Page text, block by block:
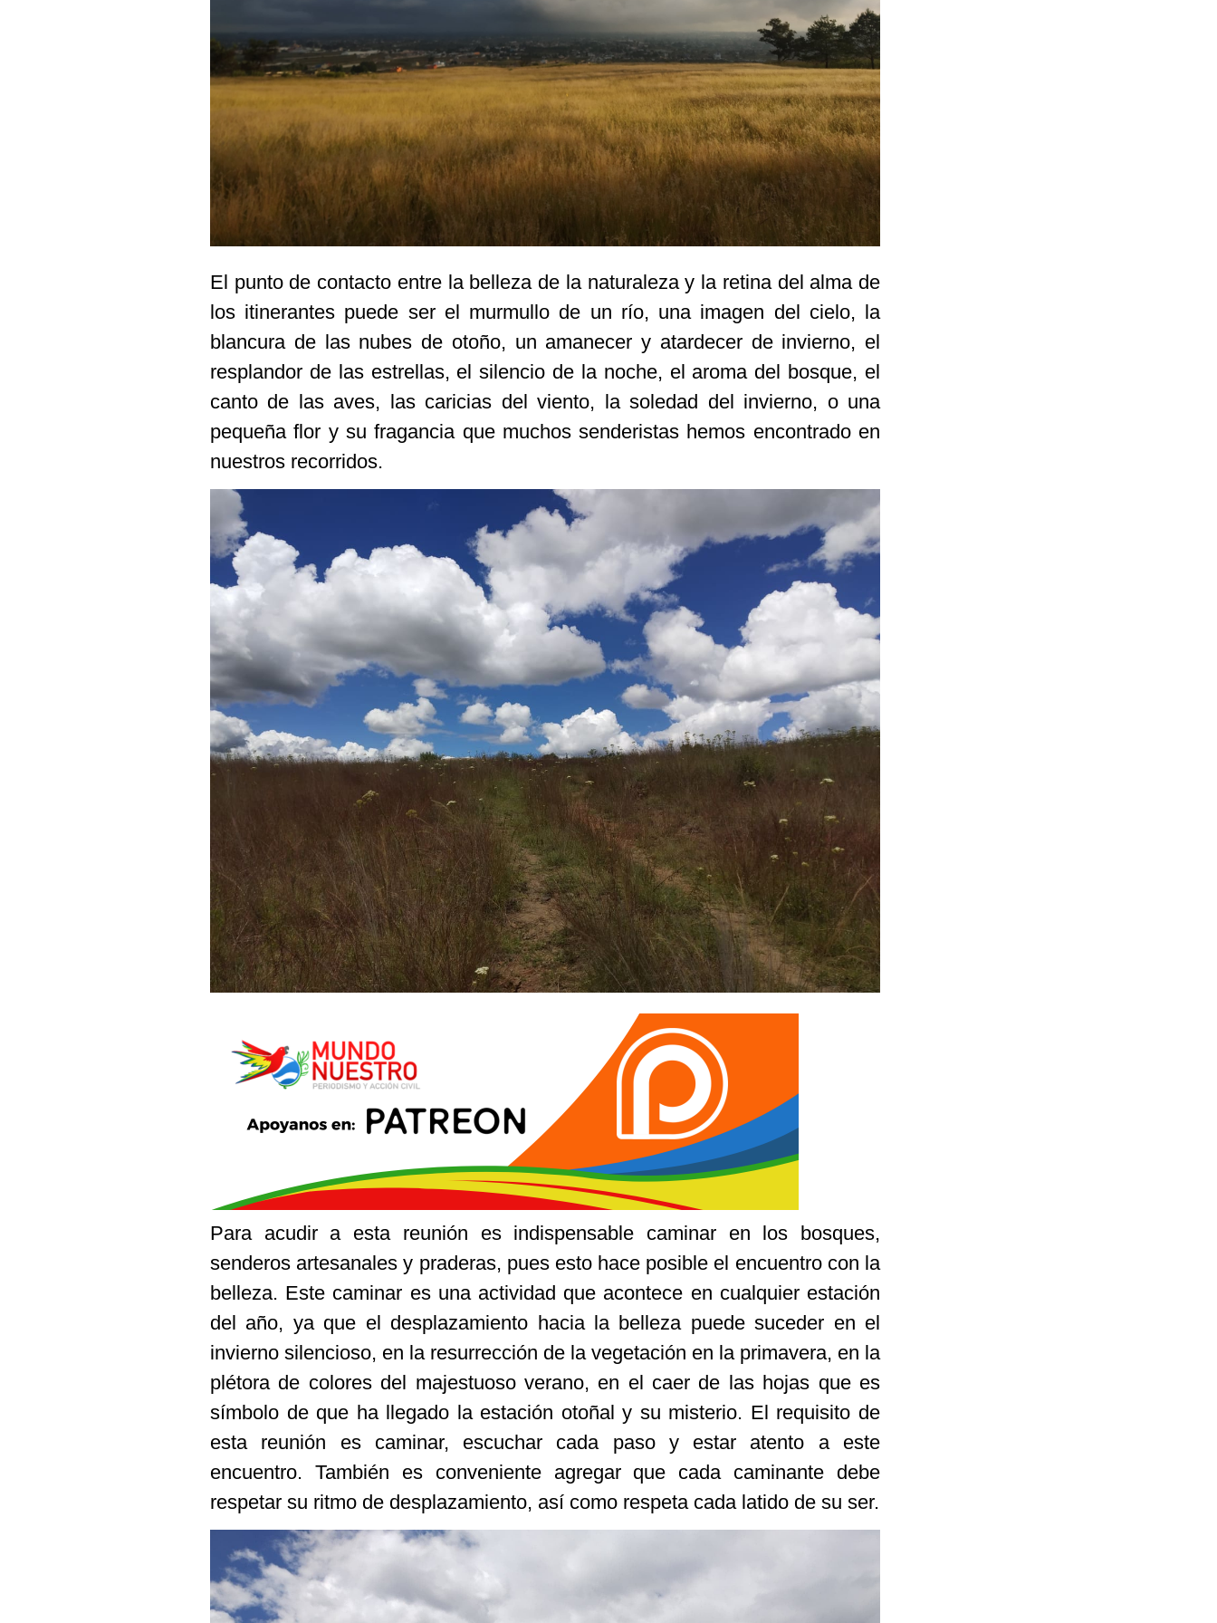
El punto de contacto entre la belleza de la naturaleza y la retina del alma de
los itinerantes puede ser el murmullo de un río, una imagen del cielo, la
blancura de las nubes de otoño, un amanecer y atardecer de invierno, el
resplandor de las estrellas, el silencio de la noche, el aroma del bosque, el
canto de las aves, las caricias del viento, la soledad del invierno, o una
pequeña flor y su fragancia que muchos senderistas hemos encontrado en
nuestros recorridos.
Para acudir a esta reunión es indispensable caminar en los bosques,
senderos artesanales y praderas, pues esto hace posible el encuentro con la
belleza. Este caminar es una actividad que acontece en cualquier estación
del año, ya que el desplazamiento hacia la belleza puede suceder en el
invierno silencioso, en la resurrección de la vegetación en la primavera, en la
plétora de colores del majestuoso verano, en el caer de las hojas que es
símbolo de que ha llegado la estación otoñal y su misterio. El requisito de
esta reunión es caminar, escuchar cada paso y estar atento a este
encuentro. También es conveniente agregar que cada caminante debe
respetar su ritmo de desplazamiento, así como respeta cada latido de su ser.